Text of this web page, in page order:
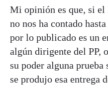
Mi opinión es que, si el
no nos ha contado
por lo publicado es un
algún dirigente del PP,
su poder alguna prueba
se produjo esa entrega